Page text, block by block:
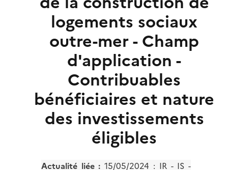
logements sociaux
outre-mer - Champ
d'application -
Contribuables
bénéficiaires et nature
des investissements
éligibles
Actualité liée :15/05/2024 : IR - IS -